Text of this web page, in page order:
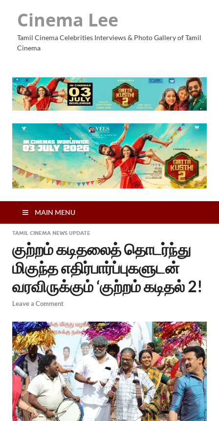
Cinema Lee
Tamil Cinema Celebrities Interviews & Photo Gallery of Tamil
Cinema
MAIN MENU
TAMIL CINEMA NEWS UPDATE
குற்றம் கடிதலைத் தொடர்ந்து
மிகுந்த எதிர்பார்ப்புகளுடன்
வரவிருக்கும் ‘குற்றம் கடிதல் 2!
Leave a Comment